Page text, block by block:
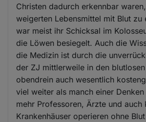
Christen dadurch erkennbar
weigerten Lebensmittel mit Blut zu
war meist ihr Schicksal im
die Löwen besiegelt. Auch die
die Medizin ist durch die
der ZJ mittlerweile in den
obendrein auch wesentlich
viel weiter als manch einer
mehr Professoren, Ärzte und auch
Krankenhäuser operieren ohne